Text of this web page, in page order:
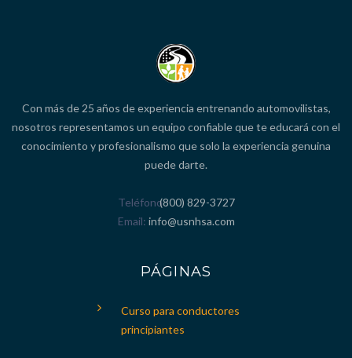
Con más de 25 años de experiencia entrenando automovilistas,
nosotros representamos un equipo confiable que te educará con el
conocimiento y profesionalismo que solo la experiencia genuina
puede darte.
Teléfono(800) 829-3727
Email info@usnhsa.com
PÁGINAS
Curso para conductores
principiantes